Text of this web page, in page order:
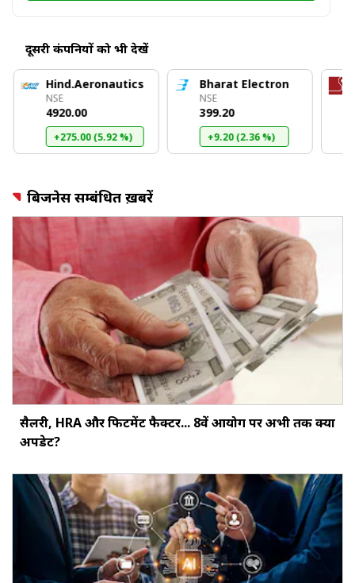
दूसरी कंपनियों को भी देखें
Hind.Aeronautics
NSE
₹4920.00
+275.00 (5.92 %)
Bharat Electron
NSE
₹399.20
+9.20 (2.36 %)
बिजनेस सम्बंधित ख़बरें
सैलरी, HRA और फिटमेंट फैक्‍टर... 8वें आयोग पर अभी तक क्‍या
अपडेट?